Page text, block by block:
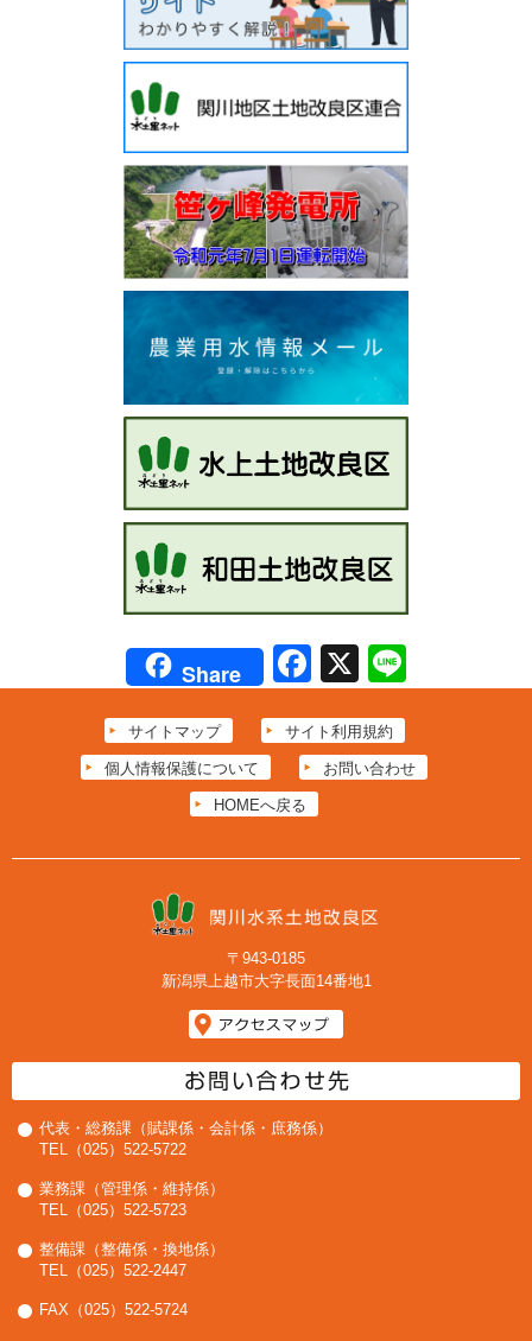
Share Facebook
X
サイトマップ サイト利用規約
個人情報保護について お問い合わせ
HOMEへ戻る
〒943-0185
新潟県上越市大字長面14番地1
代表・総務課（賦課係・会計係・庶務係）
TEL（025）522-5722
業務課（管理係・維持係）
TEL（025）522-5723
整備課（整備係・換地係）
TEL（025）522-2447
FAX（025）522-5724